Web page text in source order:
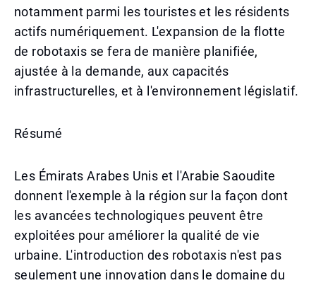
notamment parmi les touristes et les résidents
actifs numériquement. L'expansion de la flotte
de robotaxis se fera de manière planifiée,
ajustée à la demande, aux capacités
infrastructurelles, et à l'environnement législatif.
Résumé
Les Émirats Arabes Unis et l'Arabie Saoudite
donnent l'exemple à la région sur la façon dont
les avancées technologiques peuvent être
exploitées pour améliorer la qualité de vie
urbaine. L'introduction des robotaxis n'est pas
seulement une innovation dans le domaine du